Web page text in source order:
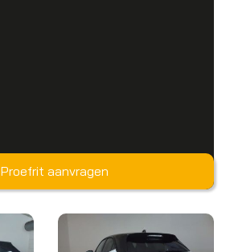
Proefrit aanvragen